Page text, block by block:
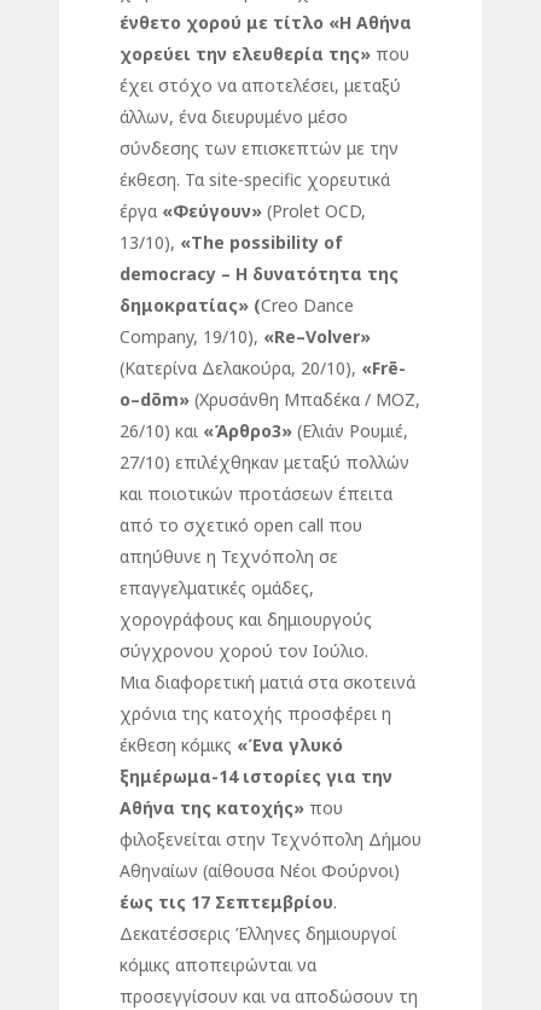
ένθετο χορού με τίτλο «Η Αθήνα
χορεύει την ελευθερία της» που
έχει στόχο να αποτελέσει, μεταξύ
άλλων, ένα διευρυμένο μέσο
σύνδεσης των επισκεπτών με την
έκθεση. Τα site-specific χορευτικά
έργα «Φεύγουν» (Prolet OCD,
13/10), «The possibility of
democracy – Η δυνατότητα της
δημοκρατίας» (Creo Dance
Company, 19/10), «Re–Volver»
(Κατερίνα Δελακούρα, 20/10), «Frē-
o–dōm» (Χρυσάνθη Μπαδέκα / ΜΟΖ,
26/10) και «Άρθρο3» (Ελιάν Ρουμιέ,
27/10) επιλέχθηκαν μεταξύ πολλών
και ποιοτικών προτάσεων έπειτα
από το σχετικό open call που
απηύθυνε η Τεχνόπολη σε
επαγγελματικές ομάδες,
χορογράφους και δημιουργούς
σύγχρονου χορού τον Ιούλιο.
Μια διαφορετική ματιά στα σκοτεινά
χρόνια της κατοχής προσφέρει η
έκθεση κόμικς «Ένα γλυκό
ξημέρωμα-14 ιστορίες για την
Αθήνα της κατοχής» που
φιλοξενείται στην Τεχνόπολη Δήμου
Αθηναίων (αίθουσα Νέοι Φούρνοι)
έως τις 17 Σεπτεμβρίου.
Δεκατέσσερις Έλληνες δημιουργοί
κόμικς αποπειρώνται να
προσεγγίσουν και να αποδώσουν τη